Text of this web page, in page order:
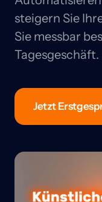
steigern Sie
Sie messbar
Tagesgeschäft.
Jetzt